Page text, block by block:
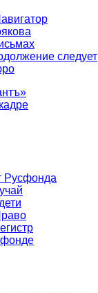
следует
Русфонда